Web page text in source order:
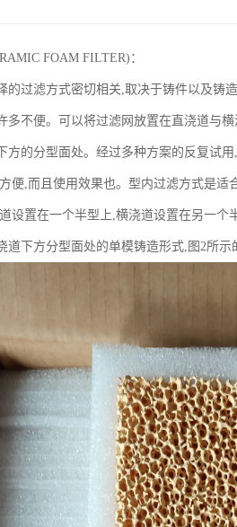
FOAM FILTER)：
的过滤方式密切相关,取决于铸件以及铸
多不便。可以将过滤网放置在直浇道与
方的分型面处。经过多种方案的反复试
便,而且使用效果也。型内过滤方式是
设置在一个半型上,横浇道设置在另一
道下方分型面处的单模铸造形式,图2所